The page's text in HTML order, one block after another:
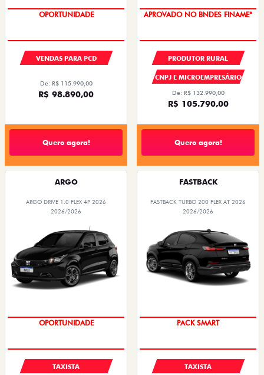
OPORTUNIDADE
VENDAS PARA PCD
De: R$ 115.990,00
R$ 98.890,00
Quero agora!
APROVADO NO BNDES FINAME*
PRODUTOR RURAL
CNPJ E MICROEMPRESÁRIO
De: R$ 132.990,00
R$ 105.790,00
Quero agora!
ARGO
ARGO DRIVE 1.0 FLEX 4P 2026
2026/2026
OPORTUNIDADE
TAXISTA
FASTBACK
FASTBACK TURBO 200 FLEX AT 2026
2026/2026
PACK SMART
TAXISTA